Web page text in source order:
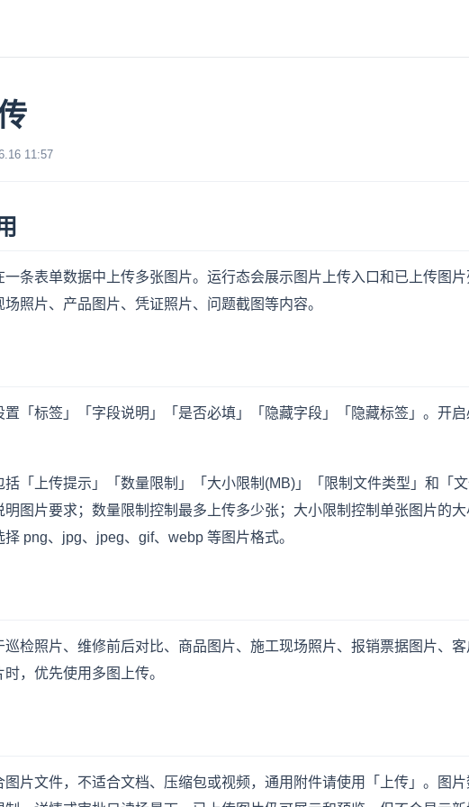
11:57
一条表单数据中上传多张图片。运行态会展示图片上传入口和已上传图
场照片、产品图片、凭证照片、问题截图等内容。
置「标签」「字段说明」「是否必填」「隐藏字段」「隐藏标签」。开
括「上传提示」「数量限制」「大小限制(MB)」「限制文件类型」和「
图片要求；数量限制控制最多上传多少张；大小限制控制单张图片的
png、jpg、jpeg、gif、webp 等图片格式。
巡检照片、维修前后对比、商品图片、施工现场照片、报销票据图片、
，优先使用多图上传。
图片文件，不适合文档、压缩包或视频，通用附件请使用「上传」。图